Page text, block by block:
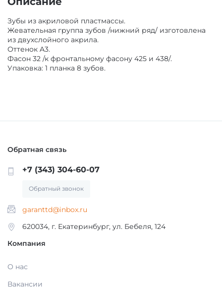
ЗАЩИТА ВРАЧА И ПАЦИЕНТА
АКСЕССУАРЫ И ПРИНАДЛЕЖНОСТИ
МАТЕРИАЛЫ ДЛЯ ХИРУРГИИ
МАТЕРИАЛЫ ДЛЯ ПРОФИЛАКТИКИ КАРИЕСА
МАТЕРИАЛЫ ДЛЯ ОТБЕЛИВАНИЯ ЗУБОВ
АНТИСЕПТИКИ
ГИПСЫ ДЕНТАЛЬНЫЕ ДЛЯ МОДЕЛЕЙ
ВСПОМОГАТЕЛЬНЫЕ СРЕДСТВА
ОПРЕДЕЛЕНИЯ ОККЛЮЗИИ
МАТЕРИАЛ ДЛЯ ПОЛИРОВАНИЯ ПРОТЕЗОВ Б/
С
ОБОРУДОВАНИЕ И ЗАПАСНЫЕ ЧАСТИ
ЛИТЕЙНОЕ ОБОРУДОВАНИЕ / ИНСТРУМЕНТЫ
Зубы из акриловой пластмассы.
Жевательная группа зубов /нижний ряд/ изготовлена
из двухслойного акрила.
Оттенок A3.
Фасон 32 /к фронтальному фасону 425 и 438/.
Упаковка: 1 планка 8 зубов.
Обратная связь
+7 (343) 304-60-07
Обратный звонок
garanttd@inbox.ru
620034, г. Екатеринбург, ул. Бебеля, 124
Компания
О нас
Вакансии